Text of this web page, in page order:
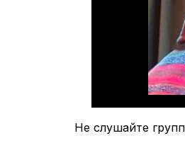
Не слушайте